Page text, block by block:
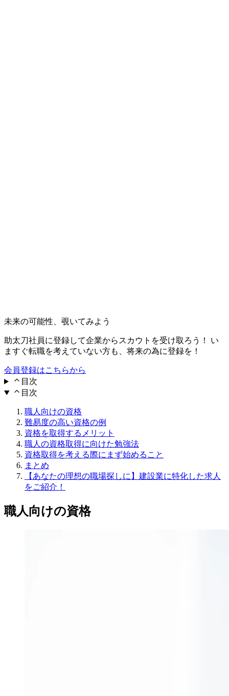
未来の可能性、覗いてみよう
助太刀社員に登録して企業からスカウトを受け取ろう！ い
ますぐ転職を考えていない方も、将来の為に登録を！
会員登録はこちらから
目次
目次
職人向けの資格
難易度の高い資格の例
資格を取得するメリット
職人の資格取得に向けた勉強法
資格取得を考える際にまず始めること
まとめ
【あなたの理想の職場探しに】建設業に特化した求人
をご紹介！
職人向けの資格